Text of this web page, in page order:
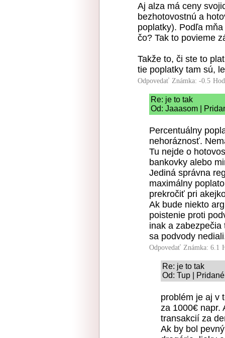
Aj alza má ceny
bezhotovostnú a
poplatky). Podľa
čo? Tak to povieme
Takže to, či ste to
tie poplatky tam sú,
Odpovedať Známka: -0.5
Re: je to tak
Od: Jaaasom |
Percentuálny
nehoráznosť.
Tu nejde o
bankovky alebo
Jediná správna
maximálny
prekročiť pri
Ak bude niekto
poistenie proti
inak a
sa podvody
Odpovedať Známka: 6.1
Re: je to tak
Od: Tup |
problém je aj v
za 1000€ napr.
transakcií za
Ak by bol